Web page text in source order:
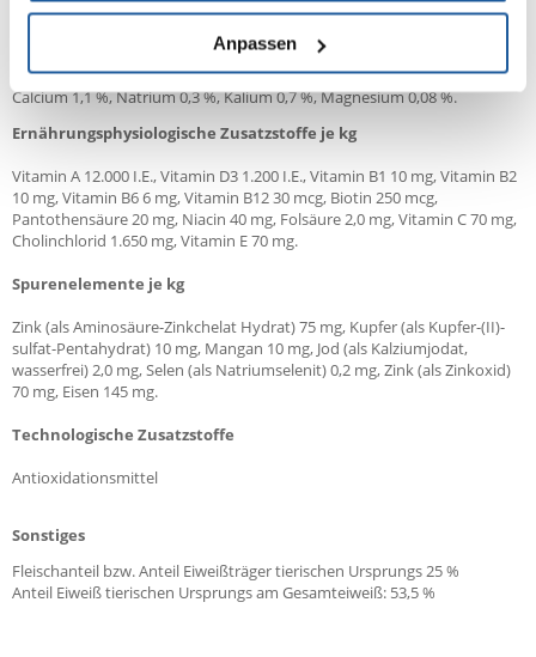
Anpassen
Analytische Bestandteile
Feuchte 10,0 %, umsetzbare Energie 15,10 MJ/kg, Protein 21,0 %,
Fettgehalt 12,0 %, Rohfaser 3,5 %, Rohasche 6,8 %, Phosphor 0,9 %,
Calcium 1,1 %, Natrium 0,3 %, Kalium 0,7 %, Magnesium 0,08 %.
Ernährungsphysiologische Zusatzstoffe je kg
Vitamin A 12.000 I.E., Vitamin D3 1.200 I.E., Vitamin B1 10 mg, Vitamin B2
10 mg, Vitamin B6 6 mg, Vitamin B12 30 mcg, Biotin 250 mcg,
Pantothensäure 20 mg, Niacin 40 mg, Folsäure 2,0 mg, Vitamin C 70 mg,
Cholinchlorid 1.650 mg, Vitamin E 70 mg.
Spurenelemente je kg
Zink (als Aminosäure-Zinkchelat Hydrat) 75 mg, Kupfer (als Kupfer-(II)-
sulfat-Pentahydrat) 10 mg, Mangan 10 mg, Jod (als Kalziumjodat,
wasserfrei) 2,0 mg, Selen (als Natriumselenit) 0,2 mg, Zink (als Zinkoxid)
70 mg, Eisen 145 mg.
Technologische Zusatzstoffe
Antioxidationsmittel
Sonstiges
Fleischanteil bzw. Anteil Eiweißträger tierischen Ursprungs 25 %
Anteil Eiweiß tierischen Ursprungs am Gesamteiweiß: 53,5 %